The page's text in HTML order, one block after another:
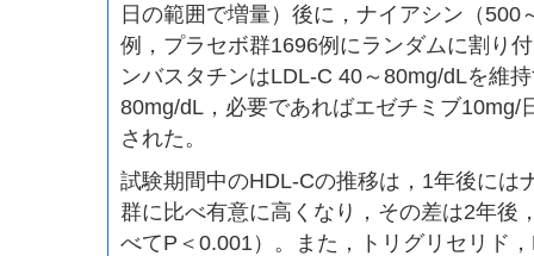
日の範囲で増量）後に，ナイアシン（500
例，プラセボ群1696例にランダムに割り
ンバスタチンはLDL-C 40～80mg/dLを維
80mg/dL，必要であればエゼチミブ10mg/
された。
試験期間中のHDL-Cの推移は，1年後には
群に比べ有意に高くなり，その差は2年後
べてP＜0.001）。また，トリグリセリド